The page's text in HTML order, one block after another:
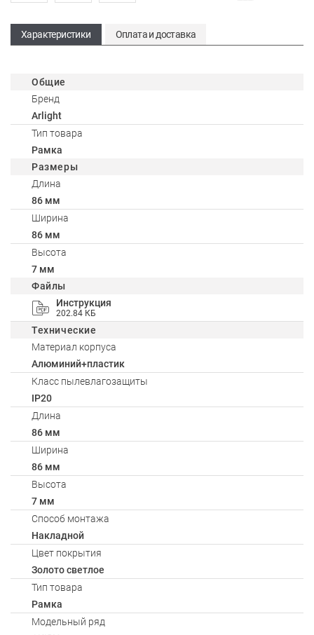
Характеристики Оплата и доставка
Общие
Бренд
Arlight
Тип товара
Рамка
Размеры
Длина
86 мм
Ширина
86 мм
Высота
7 мм
Файлы
Инструкция
202.84 КБ
Технические
Материал корпуса
Алюминий+пластик
Класс пылевлагозащиты
IP20
Длина
86 мм
Ширина
86 мм
Высота
7 мм
Способ монтажа
Накладной
Цвет покрытия
Золото светлое
Тип товара
Рамка
Модельный ряд